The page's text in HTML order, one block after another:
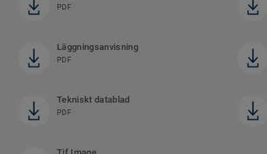
PDF
Läggningsanvisning
PDF
Tekniskt datablad
PDF